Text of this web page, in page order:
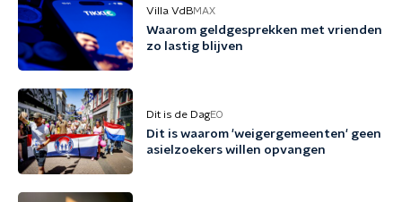
Villa VdBMAX
Waarom geldgesprekken met vrienden
zo lastig blijven
Dit is de DagEO
Dit is waarom 'weigergemeenten' geen
asielzoekers willen opvangen